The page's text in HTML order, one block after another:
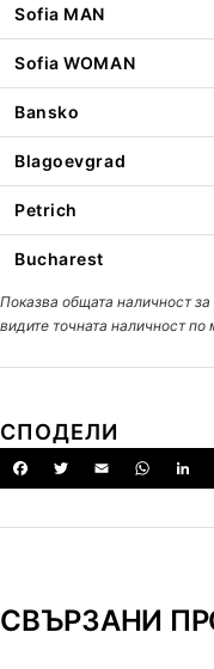
Sofia MAN
Sofia WOMAN
Bansko
Blagoevgrad
Petrich
Bucharest
Показва общата наличност
видите точната наличност по
СПОДЕЛИ
СВЪРЗАНИ